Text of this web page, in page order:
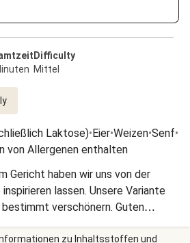
Difficulty
Mittel
Laktose)•Eier•Weizen•Senf•
von Allergenen enthalten
Gericht haben wir uns von der
lassen. Unsere Variante
verschönern. Guten
zu Inhaltsstoffen und